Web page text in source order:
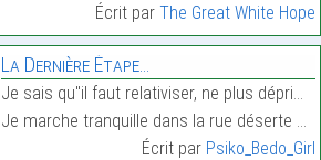
Écrit par The Great White Hope
La Dernière Étape…
Je sais qu"il faut relativiser, ne plus déprim, op
Je marche tranquille dans la rue déserte seule ave…
Écrit par Psiko_Bedo_Girl